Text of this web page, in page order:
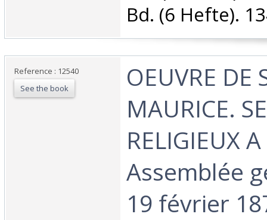
Bd. (6 Hefte).
Reference : 12540
See the book
‎OEUVRE DE
MAURICE.
RELIGIEUX
Assemblée
19 février